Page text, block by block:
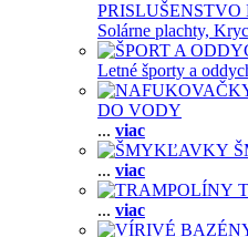
Solárne plachty,
Letné športy a
DO VODY
... viac
... viac
... viac